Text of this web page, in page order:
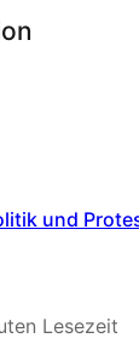
und
Lesezeit